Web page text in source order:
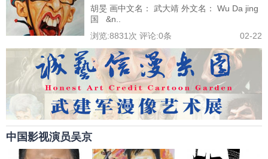
胡旻 画中文名： 武大靖 外文名： Wu Da jing
国 &n..
浏览:8831 次 评论:0条 02-22
中国影视演员吴京